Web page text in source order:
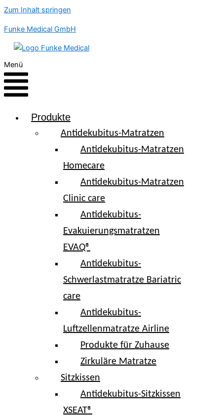
Zum Inhalt springen
Funke Medical GmbH
Menü
Produkte
Antidekubitus-Matratzen
Antidekubitus-Matratzen
Homecare
Antidekubitus-Matratzen
Clinic care
Antidekubitus-
Evakuierungsmatratzen
EVAQ®
Antidekubitus-
Schwerlastmatratze Bariatric
care
Antidekubitus-
Luftzellenmatratze Airline
Produkte für Zuhause
Zirkuläre Matratze
Sitzkissen
Antidekubitus-Sitzkissen
XSEAT®